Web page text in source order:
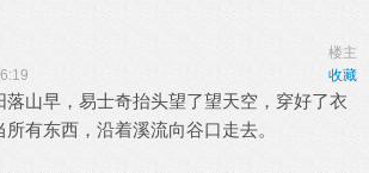
楼主
收藏
落山早，易士奇抬头望了望天空，穿好了衣
所有东西，沿着溪流向谷口走去。